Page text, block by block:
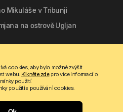
Mikuláše v Tribunji
na ostrově Ugljan
cookies, aby bylo možné zvýšit
webu. Klikněte zde pro více informací o
použití.
použití a používání cookies.